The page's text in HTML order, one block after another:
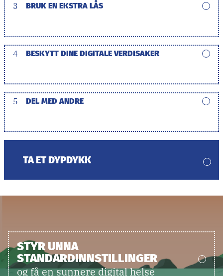
3 BRUK EN EKSTRA LÅS
4 BESKYTT DINE DIGITALE VERDISAKER
5 DEL MED ANDRE
TA ET DYPDYKK
STYR UNNA
STANDARDINNSTILLINGER
og få en sunnere digital helse